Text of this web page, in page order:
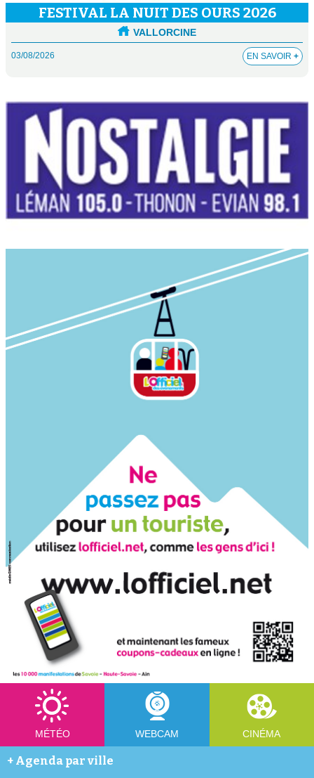
FESTIVAL LA NUIT DES OURS 2026
VALLORCINE
03/08/2026 EN SAVOIR +
MÉTÉO WEBCAM CINÉMA
+ Agenda par ville